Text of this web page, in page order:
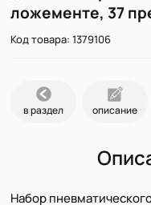
ложементе, 37
Код товара: 1379106
в раздел описание
Набор